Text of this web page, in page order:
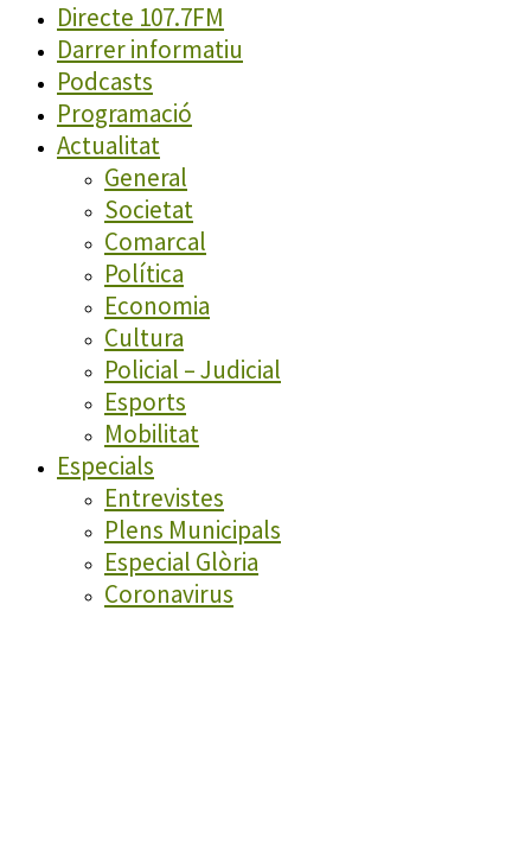
Directe 107.7FM
Darrer informatiu
Podcasts
Programació
Actualitat
General
Societat
Comarcal
Política
Economia
Cultura
Policial – Judicial
Esports
Mobilitat
Especials
Entrevistes
Plens Municipals
Especial Glòria
Coronavirus